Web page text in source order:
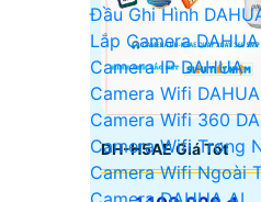
Đầu Ghi Hình
Lắp Camera
Camera IP DAHUA
Camera Wifi DAHUA
Camera Wifi 360
Camera Wifi Trong
Camera Wifi Ngoài
DH-H5AE Giá Tốt